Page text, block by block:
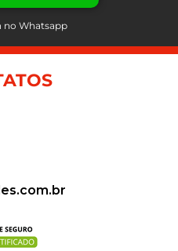
no Whatsapp